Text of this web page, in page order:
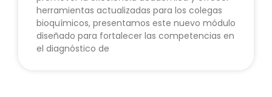
herramientas actualizadas para los colegas
bioquímicos, presentamos este nuevo módulo
diseñado para fortalecer las competencias en
el diagnóstico de